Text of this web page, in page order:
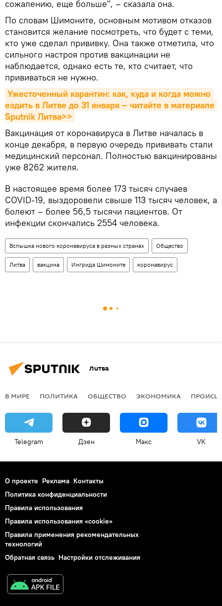
сожалению, еще больше", – сказала она.
По словам Шимоните, основным мотивом отказов
становится желание посмотреть, что будет с теми,
кто уже сделал прививку. Она также отметила, что
сильного настроя против вакцинации не
наблюдается, однако есть те, кто считает, что
прививаться не нужно.
Ужесточенный карантин: как, куда и когда можно
ездить в Литве до 31 января – читайте в материале
Sputnik Литва>>
Вакцинация от коронавируса в Литве началась в
конце декабря, в первую очередь прививать стали
медицинский персонал. Полностью вакцинированы
уже 8262 жителя.
В настоящее время более 173 тысяч случаев
COVID-19, выздоровели свыше 113 тысяч человек, а
болеют – более 56,5 тысячи пациентов. От
инфекции скончались 2554 человека.
Вспышка нового коронавируса в разных странах Общество
Литва вакцина Ингрида Шимоните коронавирус
Литва
В МИРЕ ПОЛИТИКА ОБЩЕСТВО ЭКОНОМИКА
Telegram Дзен Макс VK
О проекте Реклама Контакты
Политика конфиденциальности
Правила использования
Правила использования «cookie»
Правила применения рекомендательных
технологий
Обратная связь Настройки отслеживания